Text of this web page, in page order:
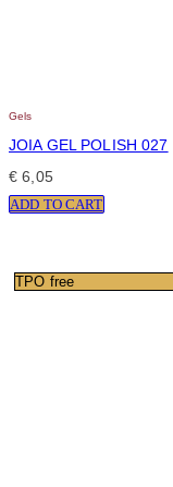
Gels
JOIA GEL POLISH 027
€ 6,05
ADD TO CART
TPO free